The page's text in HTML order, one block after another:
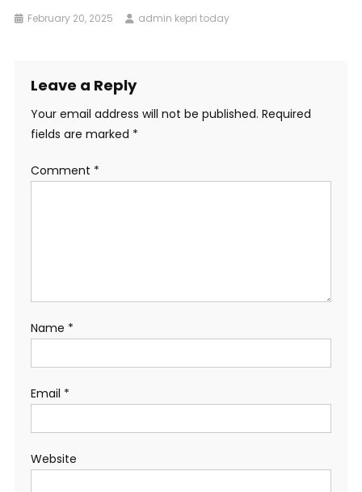
February 20, 2025 admin kepri today
Leave a Reply
Your email address will not be published. Required
fields are marked *
Comment *
Name *
Email *
Website